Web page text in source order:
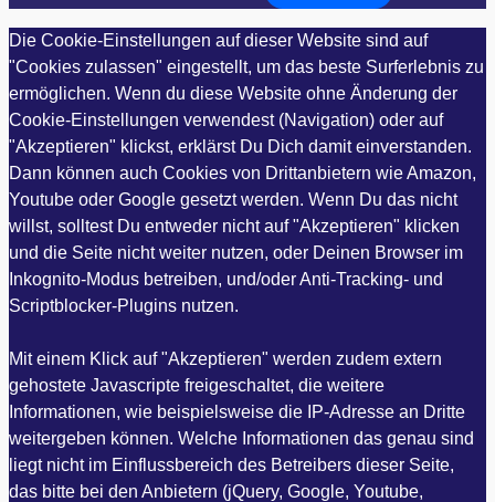
Die Cookie-Einstellungen auf dieser Website sind auf
"Cookies zulassen" eingestellt, um das beste Surferlebnis zu
ermöglichen. Wenn du diese Website ohne Änderung der
Cookie-Einstellungen verwendest (Navigation) oder auf
"Akzeptieren" klickst, erklärst Du Dich damit einverstanden.
Dann können auch Cookies von Drittanbietern wie Amazon,
Youtube oder Google gesetzt werden. Wenn Du das nicht
willst, solltest Du entweder nicht auf "Akzeptieren" klicken
und die Seite nicht weiter nutzen, oder Deinen Browser im
Inkognito-Modus betreiben, und/oder Anti-Tracking- und
Scriptblocker-Plugins nutzen.
Mit einem Klick auf "Akzeptieren" werden zudem extern
gehostete Javascripte freigeschaltet, die weitere
Informationen, wie beispielsweise die IP-Adresse an Dritte
weitergeben können. Welche Informationen das genau sind
liegt nicht im Einflussbereich des Betreibers dieser Seite,
das bitte bei den Anbietern (jQuery, Google, Youtube,